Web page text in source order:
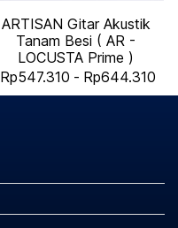
ARTISAN Gitar Akustik
Tanam Besi ( AR -
LOCUSTA Prime )
Rp547.310 - Rp644.310